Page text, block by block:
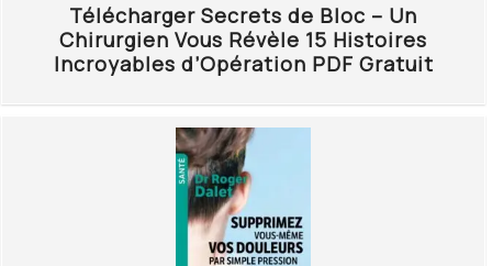
Télécharger Secrets de Bloc – Un
Chirurgien Vous Révèle 15 Histoires
Incroyables d’Opération PDF Gratuit